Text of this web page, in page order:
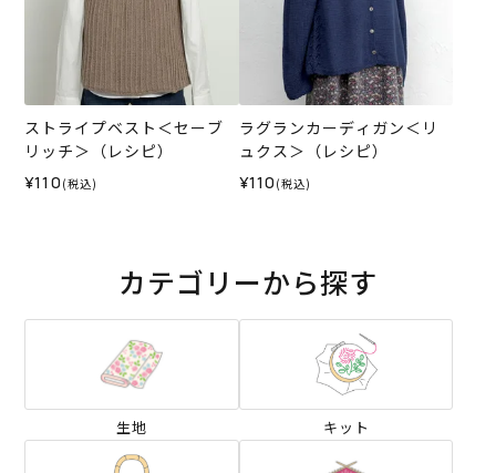
ストライプベスト＜セーブ
リッチ＞（レシピ）
¥110 (税込)
ラグランカーディガン＜リ
ュクス＞（レシピ）
¥110 (税込)
カテゴリーから探す
生地 キット